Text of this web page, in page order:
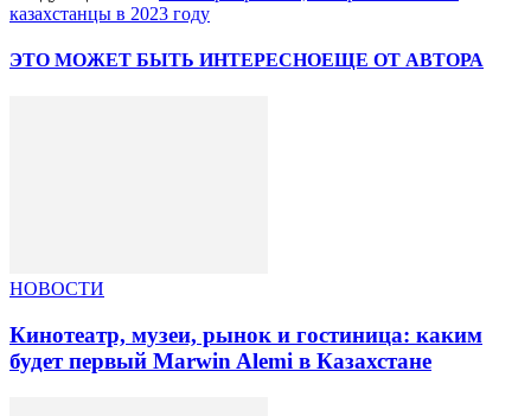
казахстанцы в 2023 году
ЭТО МОЖЕТ БЫТЬ ИНТЕРЕСНОЕЩЕ ОТ АВТОРА
НОВОСТИ
Кинотеатр, музеи, рынок и гостиница: каким
будет первый Marwin Alemi в Казахстане